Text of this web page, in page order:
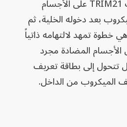
تعتمد الآلية على تعرف TRIM21 على الأجسام
بعد دخوله الخلية، ثم
خطوة تمهد لالتهامه ذاتياً
الأجسام المضادة مجرد
تتحول إلى بطاقة تعريف
الميكروب من الداخل.